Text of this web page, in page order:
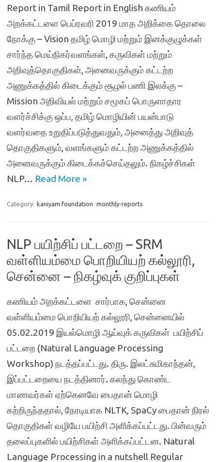
Report in Tamil Report in English கணியம்
அறக்கட்டளை பெப்ரவரி 2019 மாத அறிக்கை தொலை
நோக்கு – Vision தமிழ் மொழி மற்றும் இனக்குழுக்கள்
சார்ந்த மெய்நிகர்வளங்கள், கருவிகள் மற்றும்
அறிவுத்தொகுதிகள், அனைவருக்கும் கட்டற்ற
அணுக்கத்தில் கிடைக்கும் சூழல் பணி இலக்கு –
Mission அறிவியல் மற்றும் சமூகப் பொருளாதார
வளர்ச்சிக்கு ஒப்ப, தமிழ் மொழியின் பயன்பாடு
வளர்வதை உறுதிப்படுத்துவதும், அனைத்து அறிவுத்
தொகுதிகளும், வளங்களும் கட்டற்ற அணுக்கத்தில்
அனைவருக்கும் கிடைக்கச்செய்தலும். நிகழ்ச்சிகள்
NLP… Read More »
Category: kaniyam foundation monthly-reports
NLP பயிற்சிப் பட்டறை – SRM
வள்ளியம்மை பொறியியற் கல்லூரி,
சென்னை – நிகழ்வுக் குறிப்புகள்
கணியம் அறக்கட்டளை சார்பாக, சென்னை
வள்ளியம்மை பொறியியற் கல்லூரி, சென்னையில்
05.02.2019 இயல்மொழி ஆய்வுக் கருவிகள் பயிற்சிப்
பட்டறை (Natural Language Processing
Workshop) நடத்தப்பட்டது. திரு. இலட்சுமிகாந்தன்,
இப்பட்டறையை நடத்தினார். கலந்து கொண்ட
மாணவர்கள் ஏற்கெனவே பைதான் மொழி
கற்றிருந்ததால், நேரடியாக NLTK, SpaCy பைதான் நிரல்
தொகுதிகள் வழியே பயிற்சி அளிக்கப்பட்டது. பின்வரும்
தலைப்புகளில் பயிற்சிகள் அளிக்கப்பட்டன. Natural
Language Processing in a nutshell Regular